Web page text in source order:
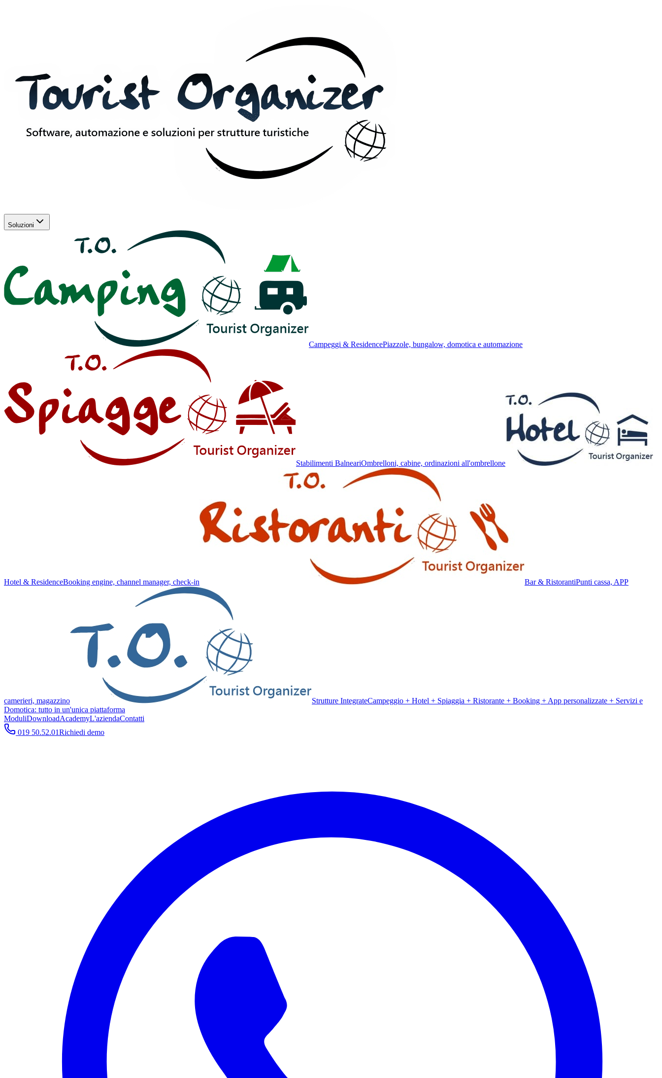
Soluzioni
Campeggi & ResidencePiazzole, bungalow, domotica e automazione
Stabilimenti BalneariOmbrelloni, cabine, ordinazioni all'ombrellone
Hotel & ResidenceBooking engine, channel manager, check-in Bar & RistorantiPunti cassa, APP
camerieri, magazzino Strutture IntegrateCampeggio + Hotel + Spiaggia + Ristorante + Booking + App personalizzate + Servizi e
Domotica: tutto in un'unica piattaforma
ModuliDownloadAcademyL'aziendaContatti
019 50.52.01Richiedi demo